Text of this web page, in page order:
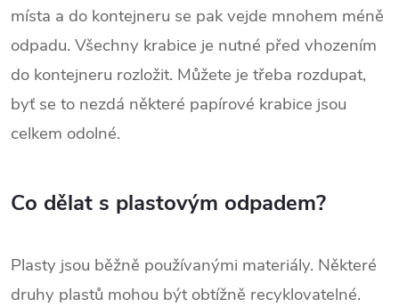
místa a do kontejneru se pak vejde mnohem méně
odpadu. Všechny krabice je nutné před vhozením
do kontejneru rozložit. Můžete je třeba rozdupat,
byť se to nezdá některé papírové krabice jsou
celkem odolné.
Co dělat s plastovým odpadem?
Plasty jsou běžně používanými materiály. Některé
druhy plastů mohou být obtížně recyklovatelné.